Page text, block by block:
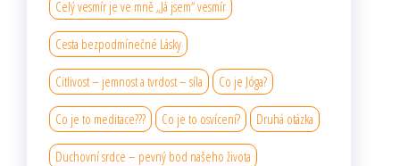
Celý vesmír je ve mně „Já jsem“ vesmír
Cesta bezpodmínečné Lásky
Citlivost – jemnost a tvrdost – síla Co je Jóga?
Co je to meditace??? Co je to osvícení? Druhá otázka
Duchovní srdce – pevný bod našeho života